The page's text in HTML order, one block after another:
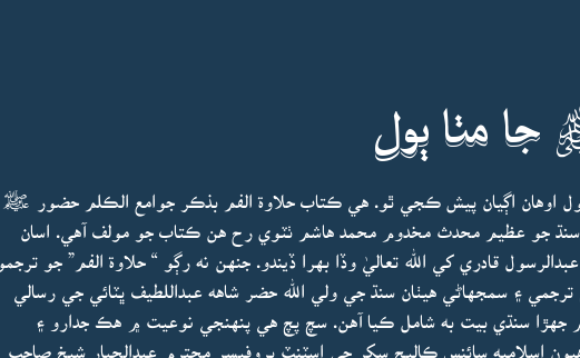
جا مٺا ٻول
اوهان اڳيان پيش ڪجي ٿو. هي ڪتاب حلاوة الفم بذڪر جوامع الڪلم حضور ﷺ
جو عظيم محدث مخدوم محمد هاشم ٺٽوي رح هن ڪتاب جو مولف آهي. اسان
قادري کي الله تعاليٰ وڏا بهرا ڏيندو. جنهن نه رڳو “ حلاوة الفم” جو ترجمو
۽ سمجهاڻي هيٺان سنڌ جي ولي الله حضر شاهه عبداللطيف ڀٽائي جي رسالي
جهڙا سنڌي بيت به شامل ڪيا آهن. سچ پچ هي پنهنجي نوعيت ۾ هڪ جدارو ۽
اسلاميه سائنس ڪاليج سکر جي اسٽنٽ پروفيسر محترم عبدالجبار شيخ صاحب